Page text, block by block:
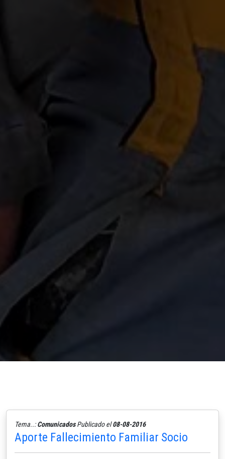
Tema..:ComunicadosPublicado el08-08-2016
Aporte Fallecimiento Familiar Socio